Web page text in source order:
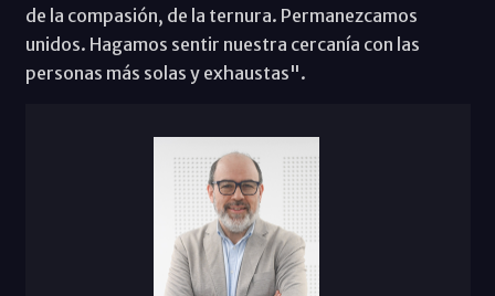
de la compasión, de la ternura. Permanezcamos
unidos. Hagamos sentir nuestra cercanía con las
personas más solas y exhaustas".